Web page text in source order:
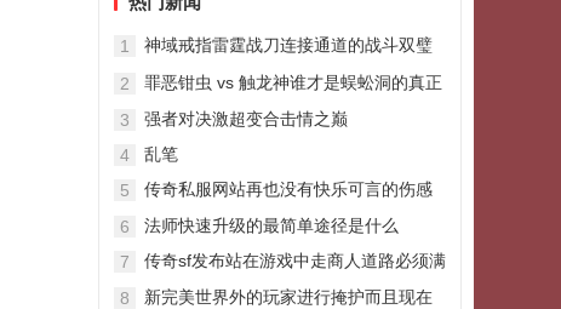
1
神域戒指雷霆战刀连接通道的战斗双璧
2
罪恶钳虫 vs 触龙神谁才是蜈蚣洞的真正
3
强者对决激超变合击情之巅
4
乱笔
5
传奇私服网站再也没有快乐可言的伤感
6
法师快速升级的最简单途径是什么
7
传奇sf发布站在游戏中走商人道路必须满
8
新完美世界外的玩家进行掩护而且现在